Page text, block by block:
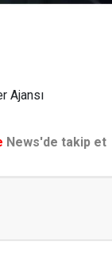
Ajansı
News'de takip et